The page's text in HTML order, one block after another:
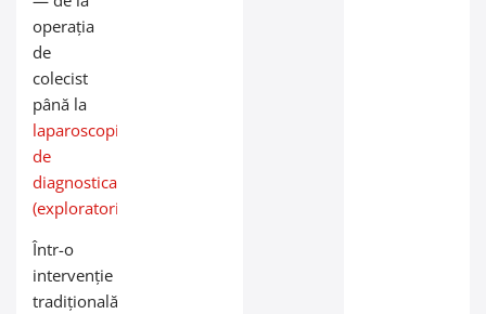
operația
de
colecist
până la
laparoscopia
de
diagnosticare
(exploratorie)
Într-o
intervenție
tradițională